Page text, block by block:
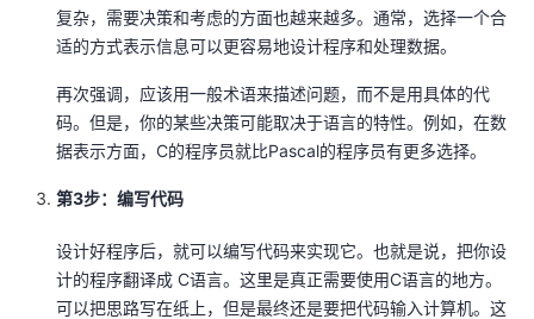
课
程
的
认
证
我
的
实
验
我
的
收
藏
术
支
持
云
声
建
议
复杂，需要决策和考虑的方面也越来越多。通常，选择一个合
适的方式表示信息可以更容易地设计程序和处理数据。
再次强调，应该用一般术语来描述问题，而不是用具体的代
码。但是，你的某些决策可能取决于语言的特性。例如，在数
据表示方面，C的程序员就比Pascal的程序员有更多选择。
第3步：编写代码
设计好程序后，就可以编写代码来实现它。也就是说，把你设
计的程序翻译成 C语言。这里是真正需要使用C语言的地方。
可以把思路写在纸上，但是最终还是要把代码输入计算机。这